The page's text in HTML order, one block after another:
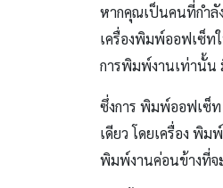
หากคุณเป็นคนที่กำลั
เครื่องพิมพ์ออฟเซ็ท
การพิมพ์งานเท่านั้น
ซึ่งการ พิมพ์ออฟเซ็ท
เดียว โดยเครื่อง พิ
พิมพ์งานค่อนข้างที่จ